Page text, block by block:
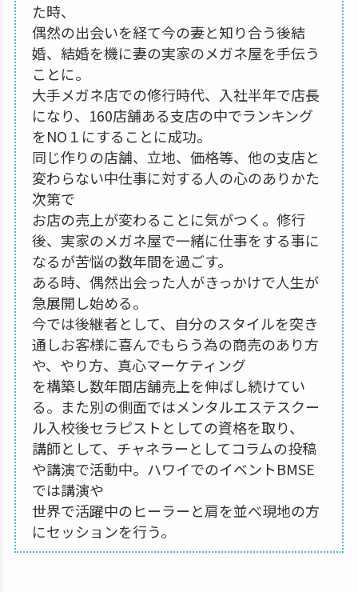
た時、
偶然の出会いを経て今の妻と知り合う後結
婚、結婚を機に妻の実家のメガネ屋を手伝う
ことに。
大手メガネ店での修行時代、入社半年で店長
になり、160店舗ある支店の中でランキング
をNO１にすることに成功。
同じ作りの店舗、立地、価格等、他の支店と
変わらない中仕事に対する人の心のありかた
次第で
お店の売上が変わることに気がつく。修行
後、実家のメガネ屋で一緒に仕事をする事に
なるが苦悩の数年間を過ごす。
ある時、偶然出会った人がきっかけで人生が
急展開し始める。
今では後継者として、自分のスタイルを突き
通しお客様に喜んでもらう為の商売のあり方
や、やり方、真心マーケティング
を構築し数年間店舗売上を伸ばし続けてい
る。また別の側面ではメンタルエステスクー
ル入校後セラピストとしての資格を取り、
講師として、チャネラーとしてコラムの投稿
や講演で活動中。ハワイでのイベントBMSE
では講演や
世界で活躍中のヒーラーと肩を並べ現地の方
にセッションを行う。